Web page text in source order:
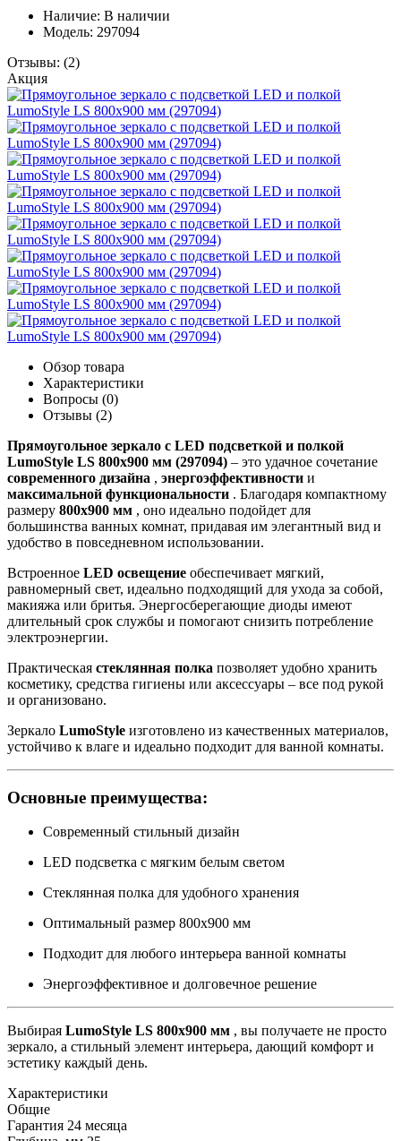
Наличие: В наличии
Модель: 297094
Отзывы: (2)
Акция
Обзор товара
Характеристики
Вопросы (0)
Отзывы (2)
Прямоугольное зеркало с LED подсветкой и полкой
LumoStyle LS 800x900 мм (297094) – это удачное сочетание
современного дизайна , энергоэффективности и
максимальной функциональности . Благодаря компактному
размеру 800x900 мм , оно идеально подойдет для
большинства ванных комнат, придавая им элегантный вид и
удобство в повседневном использовании.
Встроенное LED освещение обеспечивает мягкий,
равномерный свет, идеально подходящий для ухода за собой,
макияжа или бритья. Энергосберегающие диоды имеют
длительный срок службы и помогают снизить потребление
электроэнергии.
Практическая стеклянная полка позволяет удобно хранить
косметику, средства гигиены или аксессуары – все под рукой
и организовано.
Зеркало LumoStyle изготовлено из качественных материалов,
устойчиво к влаге и идеально подходит для ванной комнаты.
Основные преимущества:
Современный стильный дизайн
LED подсветка с мягким белым светом
Стеклянная полка для удобного хранения
Оптимальный размер 800x900 мм
Подходит для любого интерьера ванной комнаты
Энергоэффективное и долговечное решение
Выбирая LumoStyle LS 800x900 мм , вы получаете не просто
зеркало, а стильный элемент интерьера, дающий комфорт и
эстетику каждый день.
Характеристики
Общие
Гарантия 24 месяца